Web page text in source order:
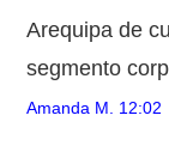
Arequipa de
segmento
Amanda M. 12:02